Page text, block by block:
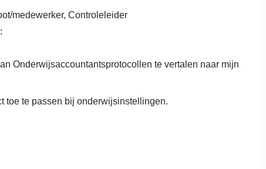
medewerker, Controleleider
Onderwijsaccountantsprotocollen te vertalen naar mijn
toe te passen bij onderwijsinstellingen.